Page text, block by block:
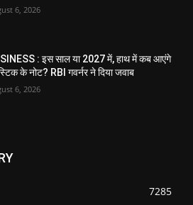
6, 2026
: इस साल या 2027 में, हाथ में कब आएंगे
के नोट? RBI गवर्नर ने दिया जवाब
6, 2026
7285